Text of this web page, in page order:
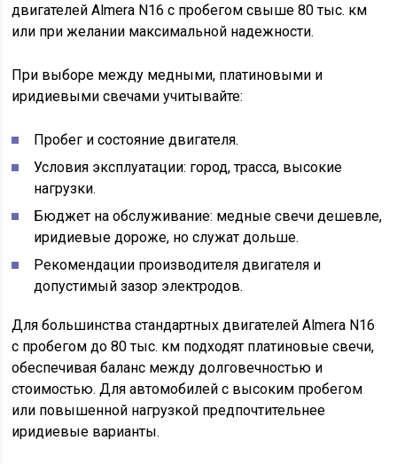
двигателей Almera N16 с пробегом свыше 80 тыс. км
или при желании максимальной надежности.
При выборе между медными, платиновыми и
иридиевыми свечами учитывайте:
Пробег и состояние двигателя.
Условия эксплуатации: город, трасса, высокие
нагрузки.
Бюджет на обслуживание: медные свечи дешевле,
иридиевые дороже, но служат дольше.
Рекомендации производителя двигателя и
допустимый зазор электродов.
Для большинства стандартных двигателей Almera N16
с пробегом до 80 тыс. км подходят платиновые свечи,
обеспечивая баланс между долговечностью и
стоимостью. Для автомобилей с высоким пробегом
или повышенной нагрузкой предпочтительнее
иридиевые варианты.